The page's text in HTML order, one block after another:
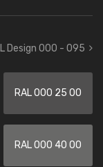
Design 000 - 095
RAL 000 25 00
RAL 000 40 00